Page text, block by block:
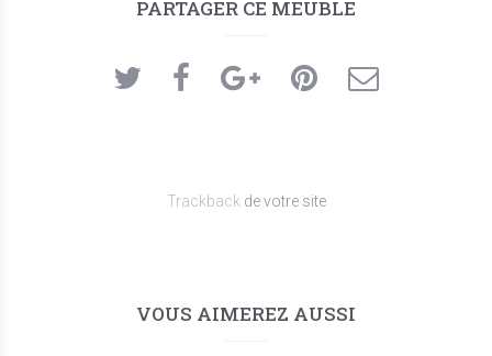
PARTAGER CE MEUBLE
Trackback de votre site
VOUS AIMEREZ AUSSI